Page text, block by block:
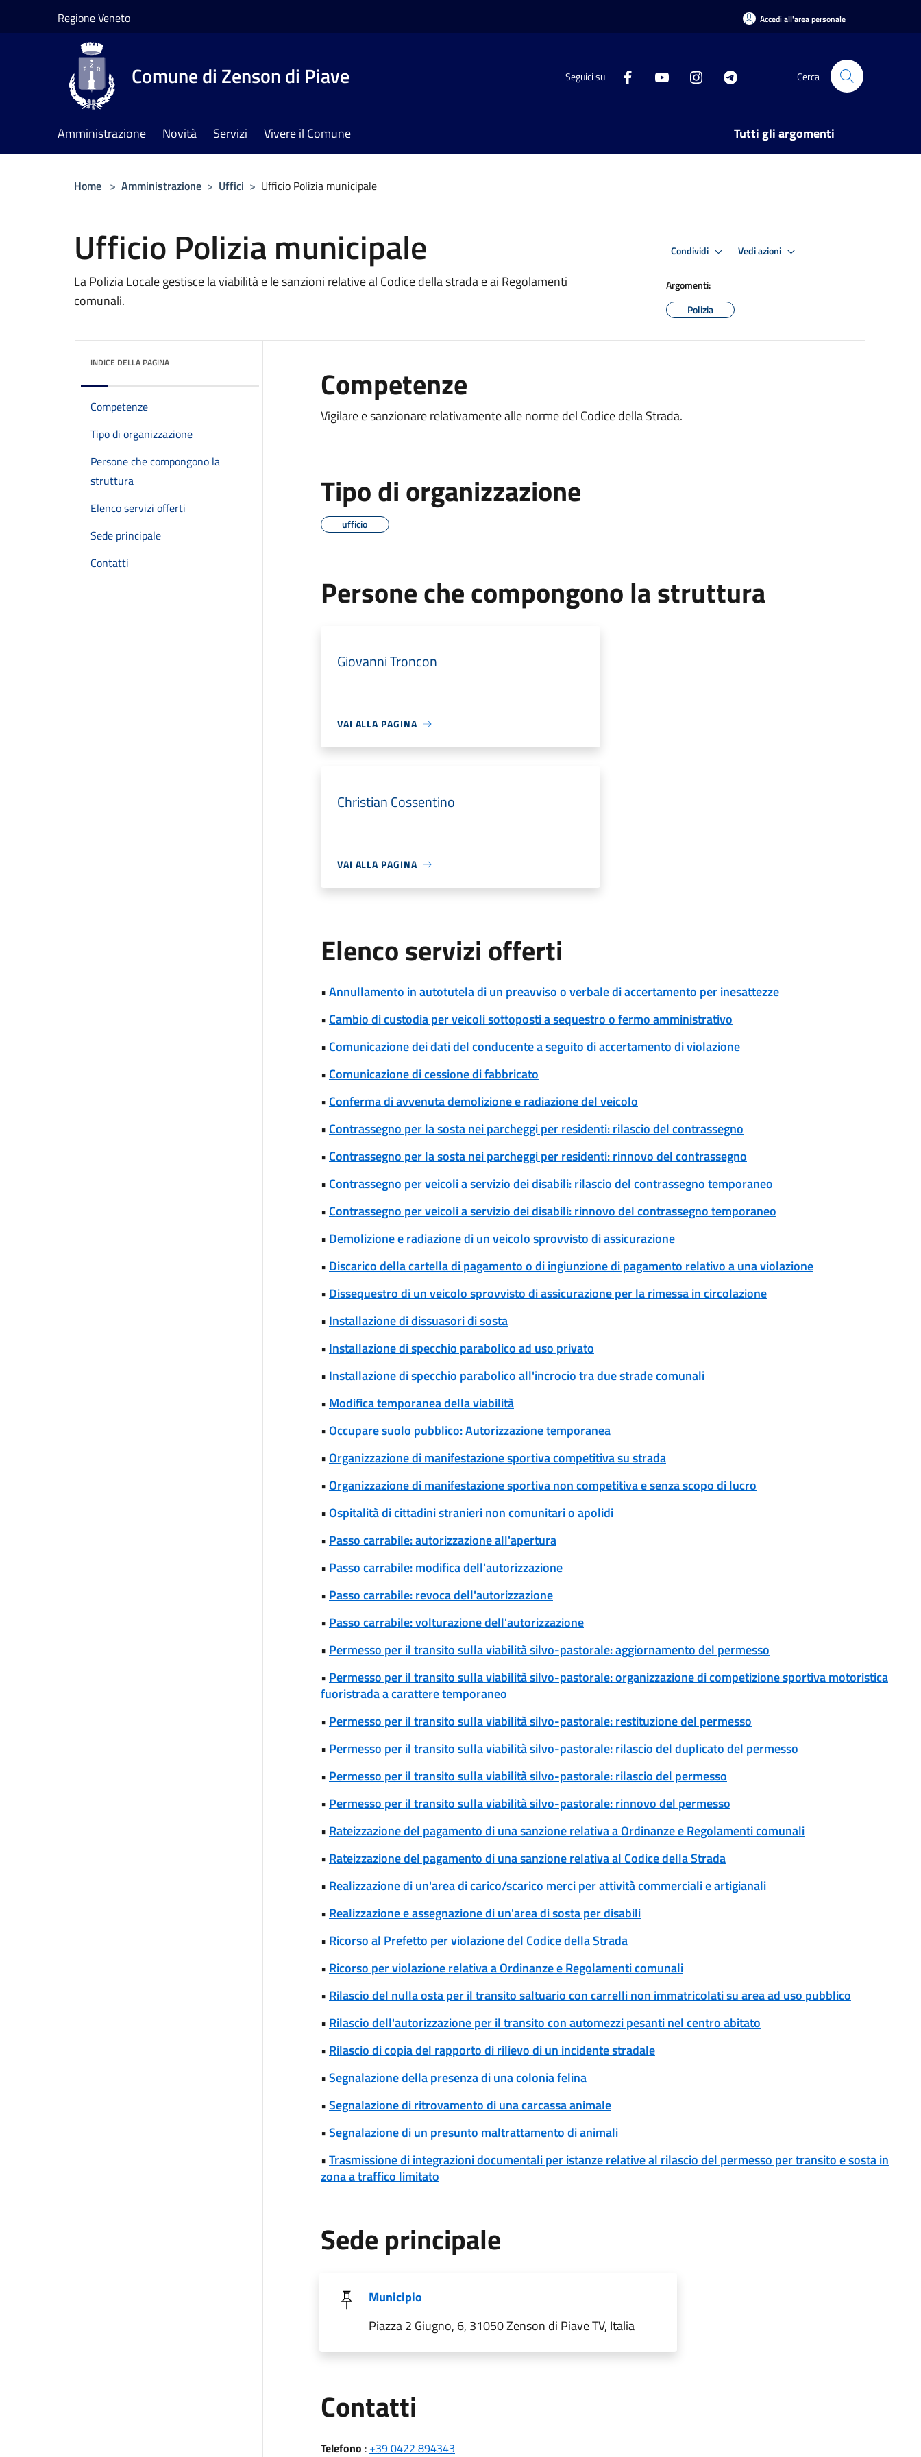
Regione Veneto Accedi all'area personale
Comune di Zenson di Piave Seguici su Cerca
Amministrazione Novità Servizi Vivere il Comune Tutti gli argomenti
Home > Amministrazione > Uffici > Ufficio Polizia municipale
Ufficio Polizia municipale
La Polizia Locale gestisce la viabilità e le sanzioni relative al Codice della strada e ai Regolamenti
comunali.
Condividi Vedi azioni
Argomenti:
Polizia
INDICE DELLA PAGINA
Competenze
Tipo di organizzazione
Persone che compongono la
struttura
Elenco servizi offerti
Sede principale
Contatti
Competenze
Vigilare e sanzionare relativamente alle norme del Codice della Strada.
Tipo di organizzazione
ufficio
Persone che compongono la struttura
Giovanni Troncon
VAI ALLA PAGINA
Christian Cossentino
VAI ALLA PAGINA
Elenco servizi offerti
•Annullamento in autotutela di un preavviso o verbale di accertamento per inesattezze
• Cambio di custodia per veicoli sottoposti a sequestro o fermo amministrativo
• Comunicazione dei dati del conducente a seguito di accertamento di violazione
• Comunicazione di cessione di fabbricato
• Conferma di avvenuta demolizione e radiazione del veicolo
• Contrassegno per la sosta nei parcheggi per residenti: rilascio del contrassegno
• Contrassegno per la sosta nei parcheggi per residenti: rinnovo del contrassegno
• Contrassegno per veicoli a servizio dei disabili: rilascio del contrassegno temporaneo
• Contrassegno per veicoli a servizio dei disabili: rinnovo del contrassegno temporaneo
• Demolizione e radiazione di un veicolo sprovvisto di assicurazione
• Discarico della cartella di pagamento o di ingiunzione di pagamento relativo a una violazione
• Dissequestro di un veicolo sprovvisto di assicurazione per la rimessa in circolazione
• Installazione di dissuasori di sosta
• Installazione di specchio parabolico ad uso privato
• Installazione di specchio parabolico all'incrocio tra due strade comunali
• Modifica temporanea della viabilità
•Occupare suolo pubblico: Autorizzazione temporanea
•Organizzazione di manifestazione sportiva competitiva su strada
•Organizzazione di manifestazione sportiva non competitiva e senza scopo di lucro
•Ospitalità di cittadini stranieri non comunitari o apolidi
• Passo carrabile: autorizzazione all'apertura
• Passo carrabile: modifica dell'autorizzazione
• Passo carrabile: revoca dell'autorizzazione
• Passo carrabile: volturazione dell'autorizzazione
• Permesso per il transito sulla viabilità silvo-pastorale: aggiornamento del permesso
• Permesso per il transito sulla viabilità silvo-pastorale: organizzazione di competizione sportiva motoristica
fuoristrada a carattere temporaneo
• Permesso per il transito sulla viabilità silvo-pastorale: restituzione del permesso
• Permesso per il transito sulla viabilità silvo-pastorale: rilascio del duplicato del permesso
• Permesso per il transito sulla viabilità silvo-pastorale: rilascio del permesso
• Permesso per il transito sulla viabilità silvo-pastorale: rinnovo del permesso
• Rateizzazione del pagamento di una sanzione relativa a Ordinanze e Regolamenti comunali
• Rateizzazione del pagamento di una sanzione relativa al Codice della Strada
• Realizzazione di un'area di carico/scarico merci per attività commerciali e artigianali
• Realizzazione e assegnazione di un'area di sosta per disabili
• Ricorso al Prefetto per violazione del Codice della Strada
• Ricorso per violazione relativa a Ordinanze e Regolamenti comunali
• Rilascio del nulla osta per il transito saltuario con carrelli non immatricolati su area ad uso pubblico
• Rilascio dell'autorizzazione per il transito con automezzi pesanti nel centro abitato
• Rilascio di copia del rapporto di rilievo di un incidente stradale
•Segnalazione della presenza di una colonia felina
•Segnalazione di ritrovamento di una carcassa animale
•Segnalazione di un presunto maltrattamento di animali
•Trasmissione di integrazioni documentali per istanze relative al rilascio del permesso per transito e sosta in
zona a traffico limitato
Sede principale
Municipio
Piazza 2 Giugno, 6, 31050 Zenson di Piave TV, Italia
Contatti
Telefono : +39 0422 894343